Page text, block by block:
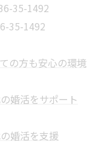
35-1492
35-1492
の方も安心の環境
婚活をサポート
婚活を支援